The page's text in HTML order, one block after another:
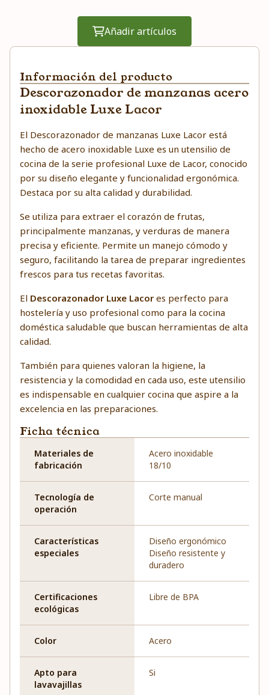
Añadir artículos
Información del producto
Descorazonador de manzanas acero
inoxidable Luxe Lacor
El Descorazonador de manzanas Luxe Lacor está
hecho de acero inoxidable Luxe es un utensilio de
cocina de la serie profesional Luxe de Lacor, conocido
por su diseño elegante y funcionalidad ergonómica.
Destaca por su alta calidad y durabilidad.
Se utiliza para extraer el corazón de frutas,
principalmente manzanas, y verduras de manera
precisa y eficiente. Permite un manejo cómodo y
seguro, facilitando la tarea de preparar ingredientes
frescos para tus recetas favoritas.
El Descorazonador Luxe Lacores perfecto para
hostelería y uso profesional como para la cocina
doméstica saludable que buscan herramientas de alta
calidad.
También para quienes valoran la higiene, la
resistencia y la comodidad en cada uso, este utensilio
es indispensable en cualquier cocina que aspire a la
excelencia en las preparaciones.
Ficha técnica
Materiales de
fabricación
Acero inoxidable
18/10
Tecnología de
operación
Corte manual
Características
especiales
Diseño ergonómico
Diseño resistente y
duradero
Certificaciones
ecológicas
Libre de BPA
Color Acero
Apto para
lavavajillas
Si